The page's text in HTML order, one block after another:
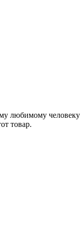
любимому человеку
товар.